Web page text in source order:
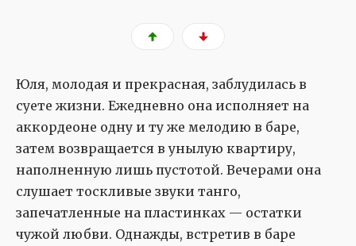
Юля, молодая и прекрасная, заблудилась в
суете жизни. Ежедневно она исполняет на
аккордеоне одну и ту же мелодию в баре,
затем возвращается в унылую квартиру,
наполненную лишь пустотой. Вечерами она
слушает тоскливые звуки танго,
запечатленные на пластинках — остатки
чужой любви. Однажды, встретив в баре